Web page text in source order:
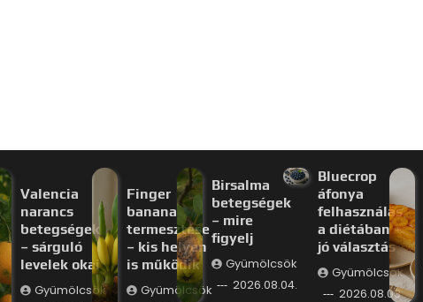
Valencia
narancs
betegségek
– sárguló
levelek okai
Gyümölcsök
Finger
banana
termesztése
– kis helyen
is működik
Gyümölcsök
Birsalma
betegségek
– mire
figyelj
Gyümölcsök
2026.08.04.
Bluecrop
áfonya
felhasználás
a diétában –
jó választás
Gyümölcsök
2026.08.03.